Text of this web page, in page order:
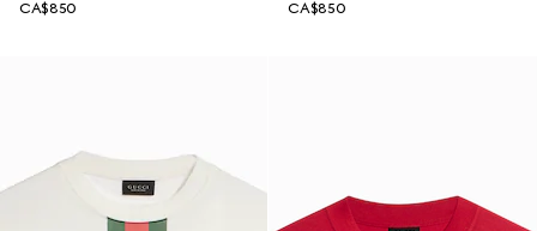
CA$850
CA$850